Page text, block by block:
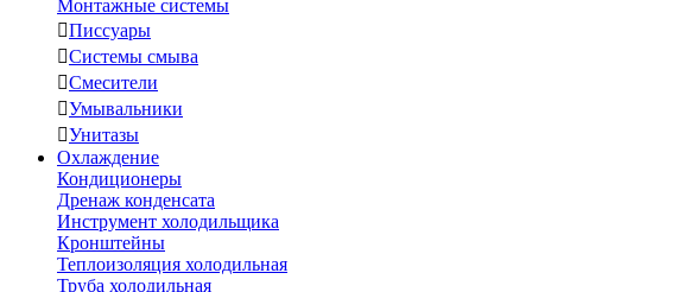
Монтажные системы
Писсуары
Системы смыва
Смесители
Умывальники
Унитазы
Охлаждение
Кондиционеры
Дренаж конденсата
Инструмент холодильщика
Кронштейны
Теплоизоляция холодильная
Труба холодильная